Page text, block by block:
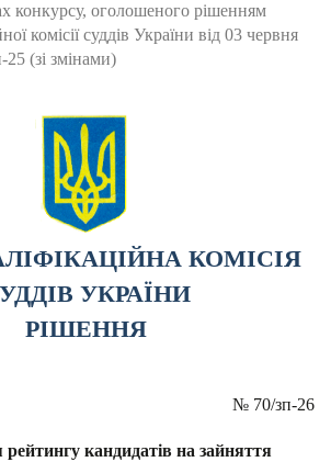
конкурсу, оголошеного рішенням
комісії суддів України від 03 червня
(зі змінами)
КОМІСІЯ
УКРАЇНИ
РІШЕННЯ
№ 70/зп-26
кандидатів на зайняття